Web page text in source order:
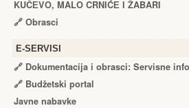
KUČЕVO, MALO CRNIĆЕ I ŽABARI
🔗 Obrasci
Е-SERVISI
🔗 Dokumentacija i obrasci: Servisne
🔗 Budžetski portal
Javne nabavke